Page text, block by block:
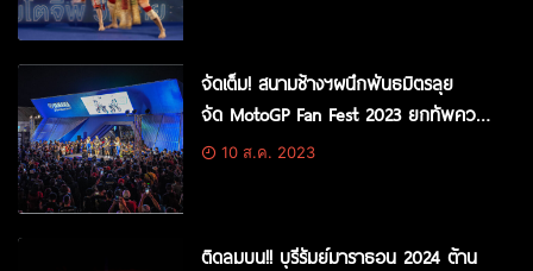
จัดเต็ม! สนามช้างฯผนึกพันธมิตรลุย
จัด MotoGP Fan Fest 2023 ยกทัพความ
มันส์แบบเต็มระบบ ประเดิมกิจกรรมแรก 20
10 ส.ค. 2023
ติดลมบน!! บุรีรัมย์มาราธอน 2024 ต้าน